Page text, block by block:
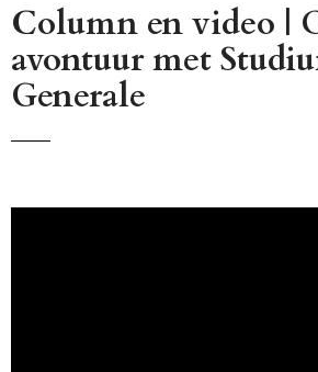
Column en video |
avontuur met
Generale